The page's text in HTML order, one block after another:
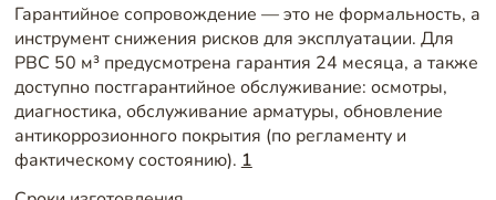
Гарантийное сопровождение — это не формальность, а
инструмент снижения рисков для эксплуатации. Для
РВС 50 м³ предусмотрена гарантия 24 месяца, а также
доступно постгарантийное обслуживание: осмотры,
диагностика, обслуживание арматуры, обновление
антикоррозионного покрытия (по регламенту и
фактическому состоянию). 1